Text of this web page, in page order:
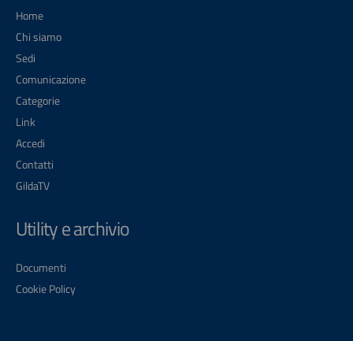
Home
Chi siamo
Sedi
Comunicazione
Categorie
Link
Accedi
Contatti
GildaTV
Utility e archivio
Documenti
Cookie Policy